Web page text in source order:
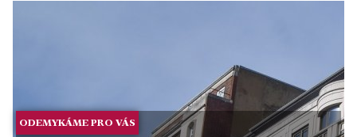
ODEMYKÁME PRO VÁS